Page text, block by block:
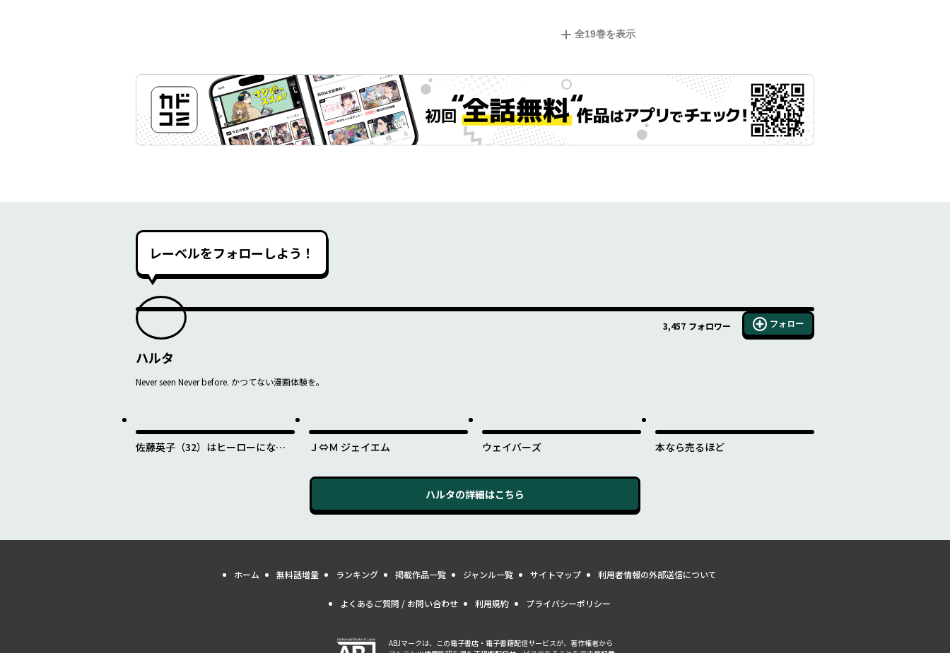
全19巻を表示
レーベルをフォローしよう！
3,457 フォロワー フォロー
ハルタ
Never seen Never before. かつてない漫画体験を。
佐藤英子（32）はヒーローになれ
Ｊ⇔Ｍ ジェイエム ウェイバーズ 本なら売るほど
ハルタの詳細はこちら
ホーム 無料話増量 ランキング 掲載作品一覧 ジャンル一覧 サイトマップ 利用者情報の外部送信について
よくあるご質問 / お問い合わせ 利用規約 プライバシーポリシー
ABJマークは、この電子書店・電子書籍配信サービスが、著作権者から